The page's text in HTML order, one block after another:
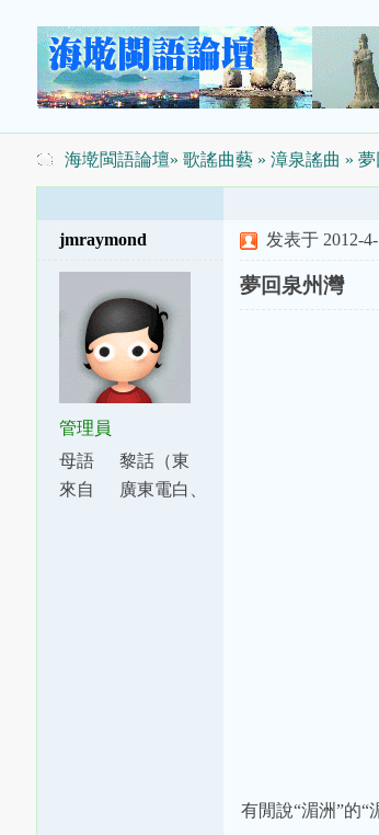
海墘閩語論壇» 歌謠曲藝» 漳泉謠曲 »
jmraymond
管理員
母語
黎話（東
話）
來自
廣東電白、
发表于 2012-
夢回泉州灣
有閒說“湄洲”的“